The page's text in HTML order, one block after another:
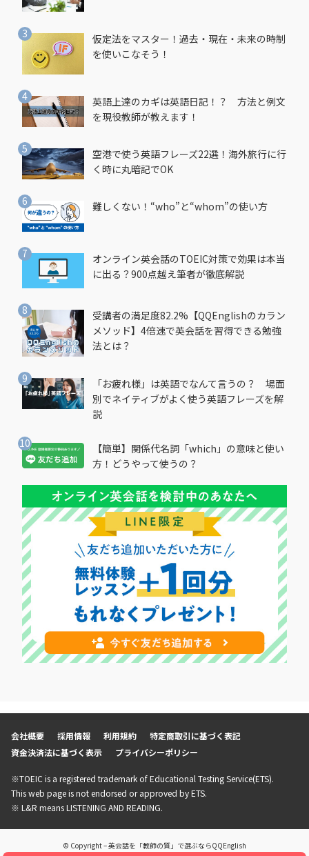
仮定法をマスター！過去・現在・未来の時制
を使いこなそう！
英語上達のカギは英語日記！？ 方法と例文
を現役教師が教えます！
空港で使う英語フレーズ22選！海外旅行に行
く時に丸暗記でOK
難しくない！“who”と“whom”の使い方
オンライン英会話のTOEIC対策で効果は本当
に出る？900点越え筆者が徹底解説
受講者の満足度82.2%【QQEnglishのカラン
メソッド】4倍速で英会話を習得できる勉強
法とは？
「お疲れ様」は英語でなんて言うの？ 場面
別でネイティブがよく使う英語フレーズを解
説
【簡単】関係代名詞「which」の意味と使い
方！どうやって使うの？
会社概要 採用情報 利用規約
特定商取引に基づく表記
資金決済法に基づく表示
プライバシーポリシー
※TOEIC is a registered trademark of Educational Testing Service(ETS).
This web page is not endorsed or approved by ETS.
※ L&R means LISTENING AND READING.
© Copyright – 英会話を「教師の質」で選ぶならQQEnglish